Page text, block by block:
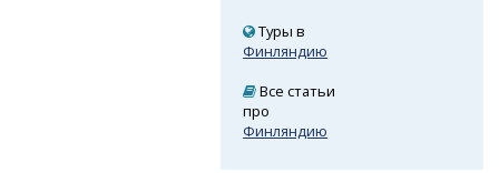
Туры в
Финляндию
Все статьи
про
Финляндию